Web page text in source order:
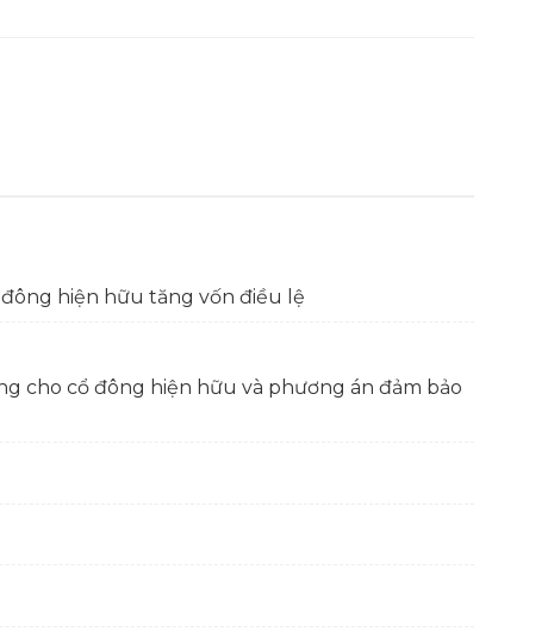
hiện hữu tăng vốn điều lệ
cho cổ đông hiện hữu và phương án đảm bảo